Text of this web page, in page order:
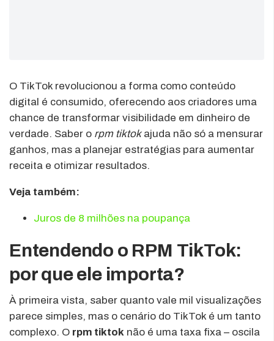
O TikTok revolucionou a forma como conteúdo
digital é consumido, oferecendo aos criadores uma
chance de transformar visibilidade em dinheiro de
verdade. Saber o rpm tiktokajuda não só a mensurar
ganhos, mas a planejar estratégias para aumentar
receita e otimizar resultados.
Veja também:
Juros de 8 milhões na poupança
Entendendo o RPM TikTok:
por que ele importa?
À primeira vista, saber quanto vale mil visualizações
parece simples, mas o cenário do TikTok é um tanto
complexo. O rpm tiktok não é uma taxa fixa – oscila